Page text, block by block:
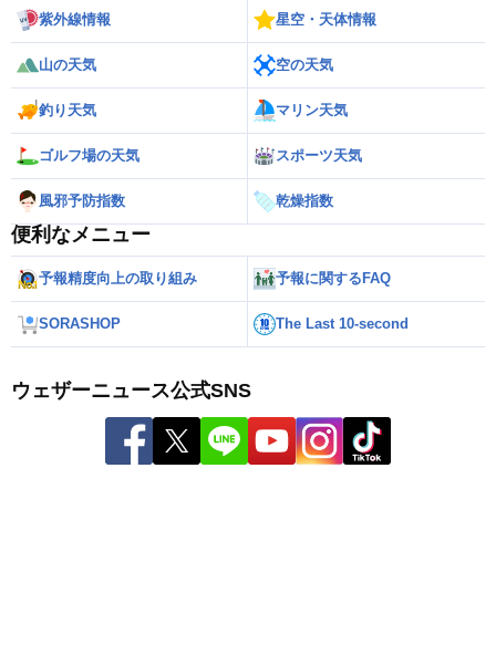
紫外線情報 星空・天体情報
山の天気 空の天気
釣り天気 マリン天気
ゴルフ場の天気 スポーツ天気
風邪予防指数 乾燥指数
便利なメニュー
予報精度向上の取り組み 予報に関するFAQ
SORASHOP The Last 10-second
ウェザーニュース公式SNS